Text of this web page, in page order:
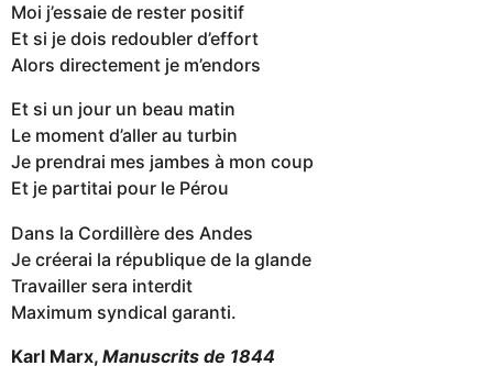
Moi j’essaie de rester positif
Et si je dois redoubler d’effort
Alors directement je m’endors
Et si un jour un beau matin
Le moment d’aller au turbin
Je prendrai mes jambes à mon coup
Et je partitai pour le Pérou
Dans la Cordillère des Andes
Je créerai la république de la glande
Travailler sera interdit
Maximum syndical garanti.
Karl Marx, Manuscrits de 1844